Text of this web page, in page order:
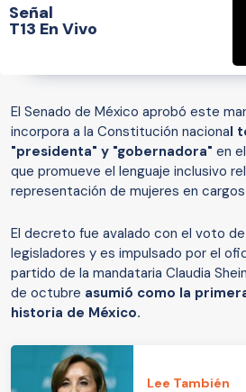
Señal
T13 En Vivo
El Senado de México aprobó este
incorpora a la Constitución nacional
"presidenta" y "gobernadora" en
que promueve el lenguaje inclusivo
representación de mujeres en
El decreto fue avalado con el voto de
legisladores y es impulsado por el
partido de la mandataria Claudia
de octubre asumió como la
historia de México.
Lee También